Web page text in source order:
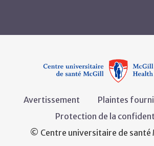
Avertissement
Plaintes
Protection de la
© Centre universitaire de santé